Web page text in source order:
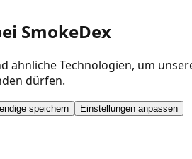
SmokeDex
ähnliche Technologien, um
dürfen.
speichern Einstellungen anpassen